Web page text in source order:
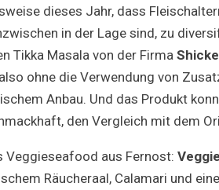
dieses Jahr, dass
in der Lage sind, zu
Tikka Masala von der Firma
ohne die Verwendung von
Anbau. Und das Produkt
den Vergleich mit dem
Veggieseafood aus Fernost:
Räucheraal, Calamari und